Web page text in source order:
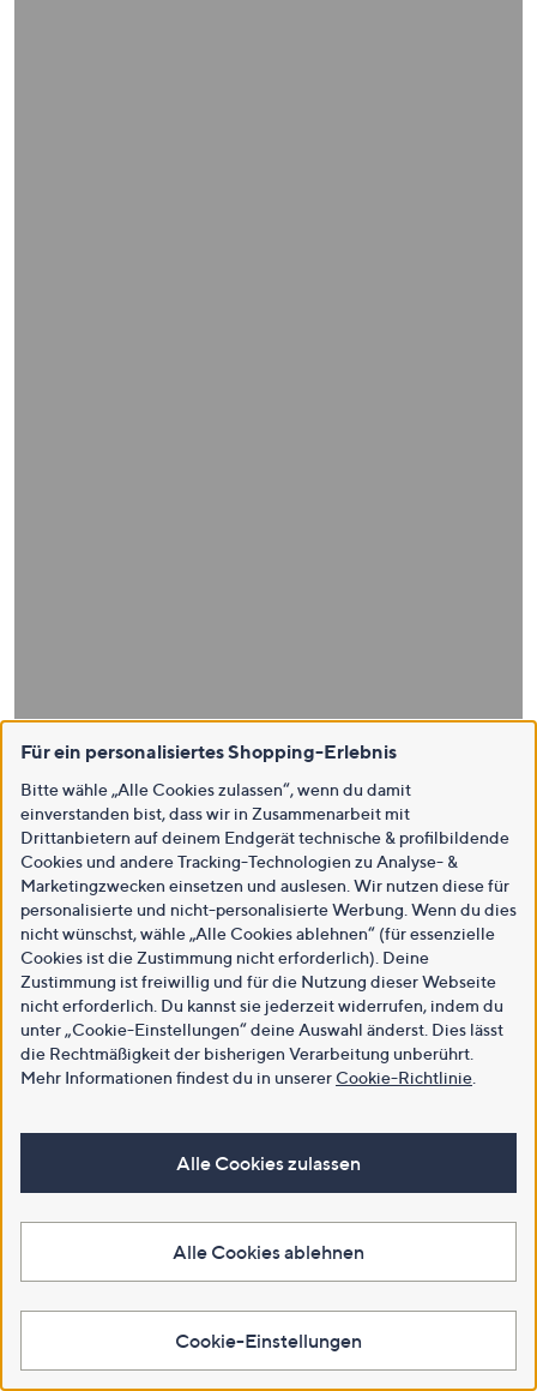
Für ein personalisiertes Shopping-Erlebnis
Bitte wähle „Alle Cookies zulassen“, wenn du damit
einverstanden bist, dass wir in Zusammenarbeit mit
Drittanbietern auf deinem Endgerät technische & profilbildende
Cookies und andere Tracking-Technologien zu Analyse- &
Marketingzwecken einsetzen und auslesen. Wir nutzen diese für
personalisierte und nicht-personalisierte Werbung. Wenn du dies
nicht wünschst, wähle „Alle Cookies ablehnen“ (für essenzielle
Cookies ist die Zustimmung nicht erforderlich). Deine
Zustimmung ist freiwillig und für die Nutzung dieser Webseite
nicht erforderlich. Du kannst sie jederzeit widerrufen, indem du
unter „Cookie-Einstellungen“ deine Auswahl änderst. Dies lässt
die Rechtmäßigkeit der bisherigen Verarbeitung unberührt.
Mehr Informationen findest du in unsererCookie-Richtlinie
Alle Cookies zulassen
Alle Cookies ablehnen
Cookie-Einstellungen